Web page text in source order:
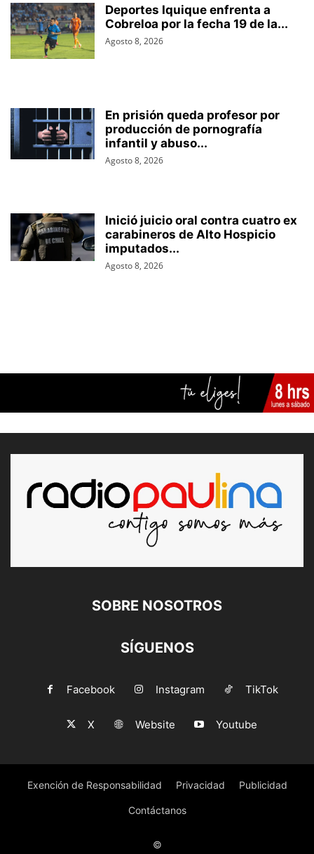
Deportes Iquique enfrenta a
Cobreloa por la fecha 19 de la...
Agosto 8, 2026
En prisión queda profesor por
producción de pornografía
infantil y abuso...
Agosto 8, 2026
Inició juicio oral contra cuatro ex
carabineros de Alto Hospicio
imputados...
Agosto 8, 2026
SOBRE NOSOTROS
SÍGUENOS
Facebook Instagram TikTok
X Website Youtube
Exención de Responsabilidad Privacidad Publicidad
Contáctanos
©